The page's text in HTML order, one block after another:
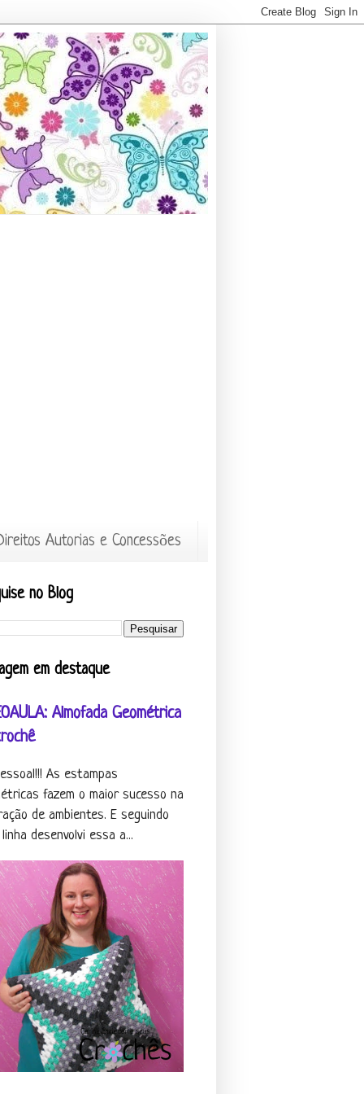
Autorias e Concessões
no Blog
em destaque
Almofada Geométrica
As estampas
fazem o maior sucesso na
de ambientes. E seguindo
desenvolvi essa a...